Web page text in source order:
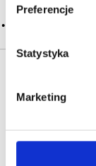
Preferencje
Statystyka
Marketing